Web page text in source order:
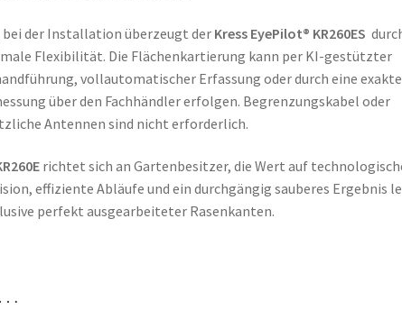
bei der Installation überzeugt der Kress EyePilot® KR260ES
Flexibilität. Die Flächenkartierung kann per KI-gestützter
vollautomatischer Erfassung oder durch eine exakte
über den Fachhändler erfolgen. Begrenzungskabel oder
Antennen sind nicht erforderlich.
richtet sich an Gartenbesitzer, die Wert auf
effiziente Abläufe und ein durchgängig sauberes Ergebnis
perfekt ausgearbeiteter Rasenkanten.